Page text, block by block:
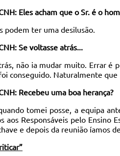
Eles acham que o Sr. é o
podem ter uma desilusão.
Se voltasse atrás...
não ia mudar muito. Errar é
conseguido. Naturalmente
Recebeu uma boa herança?
tomei posse, a equipa
aos Responsáveis pelo Ensino
e depois da reunião íamos